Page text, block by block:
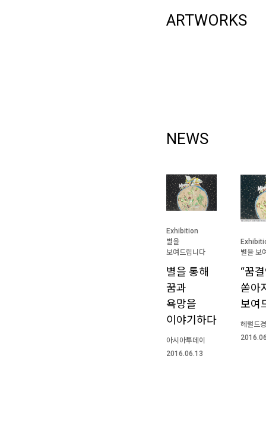
ARTWORKS
NEWS
Exhibition
별을
보여드립니다
별을 통해
꿈과
욕망을
이야기하다
아시아투데이
2016.06.13
별을 보
“꿈
쏟아
보여
헤럴드